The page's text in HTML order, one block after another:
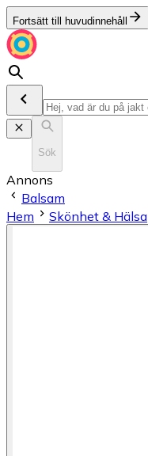
Fortsätt till huvudinnehåll
Sök
Annons
Balsam
Hem
Skönhet & Hälsa